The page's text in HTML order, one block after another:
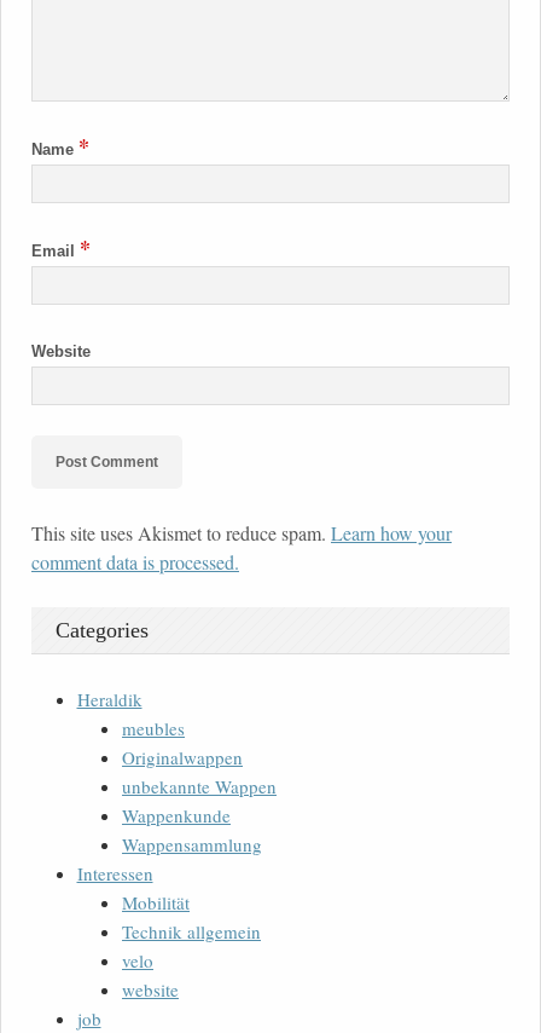
Name *
Email *
Website
This site uses Akismet to reduce spam. Learn how your
comment data is processed.
Categories
Heraldik
meubles
Originalwappen
unbekannte Wappen
Wappenkunde
Wappensammlung
Interessen
Mobilität
Technik allgemein
velo
website
job